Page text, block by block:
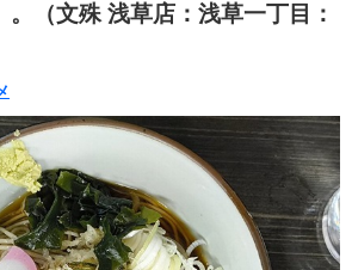
。（文殊 浅草店：浅草一丁目：